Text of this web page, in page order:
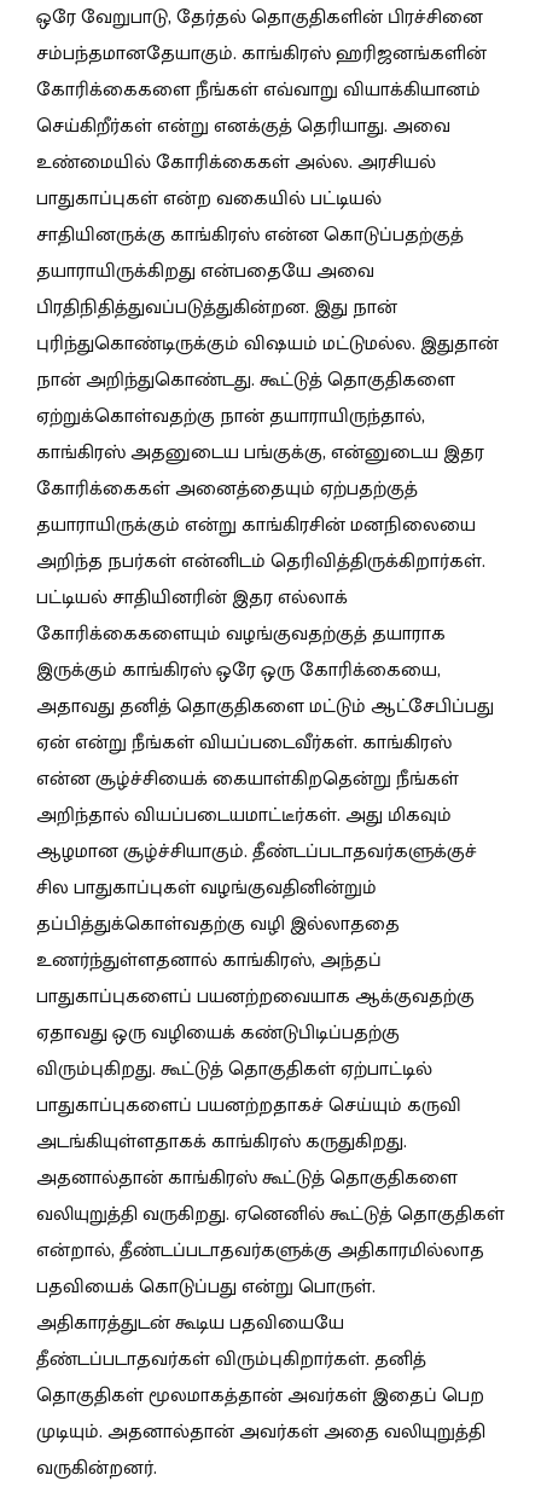
ஒரே வேறுபாடு, தேர்தல் தொகுதிகளின் பிரச்சினை
சம்பந்தமானதேயாகும். காங்கிரஸ் ஹரிஜனங்களின்
கோரிக்கைகளை நீங்கள் எவ்வாறு வியாக்கியானம்
செய்கிறீர்கள் என்று எனக்குத் தெரியாது. அவை
உண்மையில் கோரிக்கைகள் அல்ல. அரசியல்
பாதுகாப்புகள் என்ற வகையில் பட்டியல்
சாதியினருக்கு காங்கிரஸ் என்ன கொடுப்பதற்குத்
தயாராயிருக்கிறது என்பதையே அவை
பிரதிநிதித்துவப்படுத்துகின்றன. இது நான்
புரிந்துகொண்டிருக்கும் விஷயம் மட்டுமல்ல. இதுதான்
நான் அறிந்துகொண்டது. கூட்டுத் தொகுதிகளை
ஏற்றுக்கொள்வதற்கு நான் தயாராயிருந்தால்,
காங்கிரஸ் அதனுடைய பங்குக்கு, என்னுடைய இதர
கோரிக்கைகள் அனைத்தையும் ஏற்பதற்குத்
தயாராயிருக்கும் என்று காங்கிரசின் மனநிலையை
அறிந்த நபர்கள் என்னிடம் தெரிவித்திருக்கிறார்கள்.
பட்டியல் சாதியினரின் இதர எல்லாக்
கோரிக்கைகளையும் வழங்குவதற்குத் தயாராக
இருக்கும் காங்கிரஸ் ஒரே ஒரு கோரிக்கையை,
அதாவது தனித் தொகுதிகளை மட்டும் ஆட்சேபிப்பது
ஏன் என்று நீங்கள் வியப்படைவீர்கள். காங்கிரஸ்
என்ன சூழ்ச்சியைக் கையாள்கிறதென்று நீங்கள்
அறிந்தால் வியப்படையமாட்டீர்கள். அது மிகவும்
ஆழமான சூழ்ச்சியாகும். தீண்டப்படாதவர்களுக்குச்
சில பாதுகாப்புகள் வழங்குவதினின்றும்
தப்பித்துக்கொள்வதற்கு வழி இல்லாததை
உணர்ந்துள்ளதனால் காங்கிரஸ், அந்தப்
பாதுகாப்புகளைப் பயனற்றவையாக ஆக்குவதற்கு
ஏதாவது ஒரு வழியைக் கண்டுபிடிப்பதற்கு
விரும்புகிறது. கூட்டுத் தொகுதிகள் ஏற்பாட்டில்
பாதுகாப்புகளைப் பயனற்றதாகச் செய்யும் கருவி
அடங்கியுள்ளதாகக் காங்கிரஸ் கருதுகிறது.
அதனால்தான் காங்கிரஸ் கூட்டுத் தொகுதிகளை
வலியுறுத்தி வருகிறது. ஏனெனில் கூட்டுத் தொகுதிகள்
என்றால், தீண்டப்படாதவர்களுக்கு அதிகாரமில்லாத
பதவியைக் கொடுப்பது என்று பொருள்.
அதிகாரத்துடன் கூடிய பதவியையே
தீண்டப்படாதவர்கள் விரும்புகிறார்கள். தனித்
தொகுதிகள் மூலமாகத்தான் அவர்கள் இதைப் பெற
முடியும். அதனால்தான் அவர்கள் அதை வலியுறுத்தி
வருகின்றனர்.